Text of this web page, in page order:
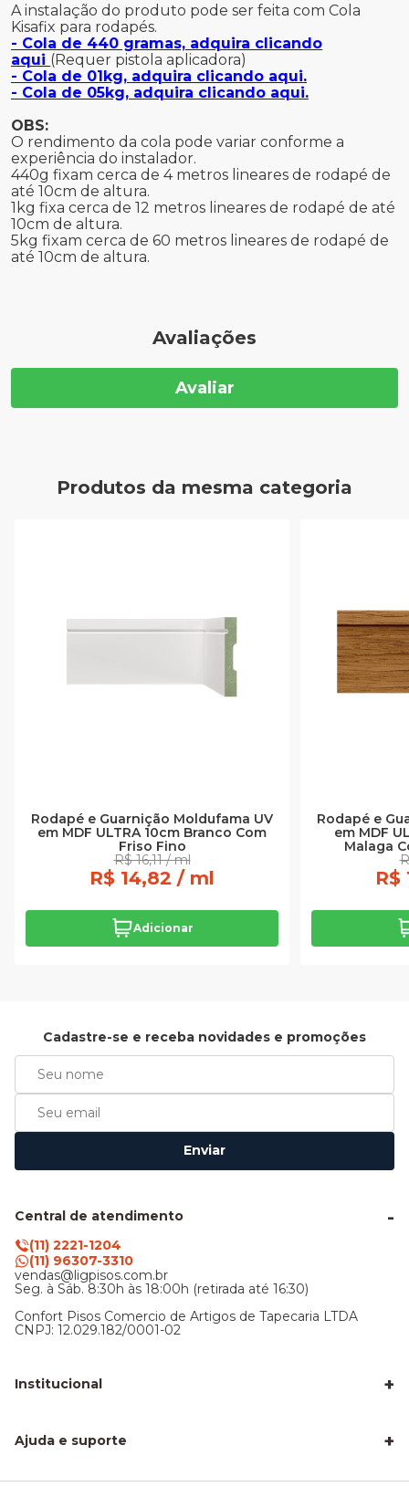
A instalação do produto pode ser feita com Cola
Kisafix para rodapés.
- Cola de 440 gramas, adquira clicando
aqui (Requer pistola aplicadora)
- Cola de 01kg, adquira clicando aqui.
- Cola de 05kg, adquira clicando aqui.
OBS:
O rendimento da cola pode variar conforme a
experiência do instalador.
440g fixam cerca de 4 metros lineares de rodapé de
até 10cm de altura.
1kg fixa cerca de 12 metros lineares de rodapé de até
10cm de altura.
5kg fixam cerca de 60 metros lineares de rodapé de
até 10cm de altura.
Avaliações
Avaliar
Produtos da mesma categoria
Rodapé e Guarnição Moldufama UV
em MDF ULTRA 10cm Branco Com
Friso Fino
R$ 16,11 / ml
R$ 14,82 / ml
Adicionar
Rodapé e
em MDF
Malaga
R$
Cadastre-se e receba novidades e promoções
Enviar
Central de atendimento
(11) 2221-1204
(11) 96307-3310
vendas@ligpisos.com.br
Seg. à Sáb. 8:30h às 18:00h (retirada até 16:30)
Confort Pisos Comercio de Artigos de Tapecaria LTDA
CNPJ: 12.029.182/0001-02
Institucional +
Sobre nós
Nossa Loja
Ajuda e suporte +
Frete e entrega